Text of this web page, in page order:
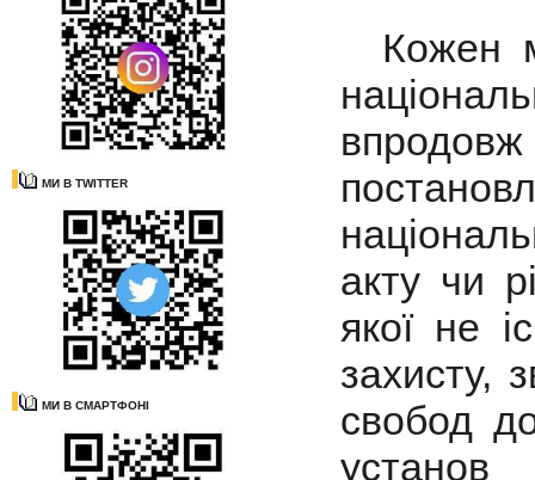
МИ В TWITTER
МИ В СМАРТФОНІ
Кожен
акту чи
якої не
захисту,
свобод